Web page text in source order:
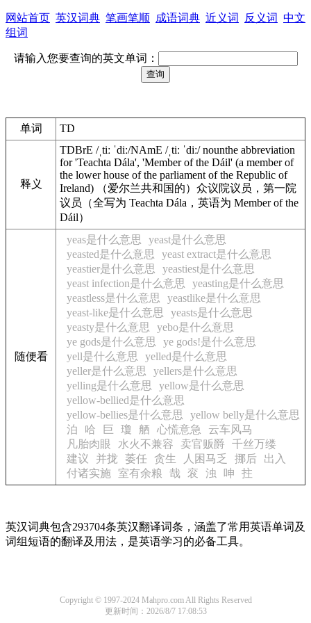
网站首页 英汉词典 笔画笔顺 成语词典 近义词 反义词 中文
组词
请输入您要查询的英文单词：
单词 TD
释义
TDBrE /ˌtiː ˈdiː/NAmE /ˌtiː ˈdiː/ nounthe abbreviation
for 'Teachta Dála', 'Member of the Dáil' (a member of
the lower house of the parliament of the Republic of
Ireland)
（爱尔兰共和国的）众议院议员，第一院
议员（全写为 Teachta Dála，英语为 Member of the
Dáil）
随便看
yeas是什么意思
yeast是什么意思
yeasted是什么意思
yeast extract是什么意思
yeastier是什么意思
yeastiest是什么意思
yeast infection是什么意思
yeasting是什么意思
yeastless是什么意思
yeastlike是什么意思
yeast-like是什么意思
yeasts是什么意思
yeasty是什么意思
yebo是什么意思
ye gods是什么意思
ye gods!是什么意思
yell是什么意思
yelled是什么意思
yeller是什么意思
yellers是什么意思
yelling是什么意思
yellow是什么意思
yellow-bellied是什么意思
yellow-bellies是什么意思
yellow belly是什么意思
泊
哈 巨 瓊 舾 心慌意急
云车风马
凡胎肉眼
水火不兼容 卖官贩爵
千丝万缕
建议
并拢 萎任 贪生 人困马乏 挪后
出入
付诸实施
室有余粮 哉 衮 浊 呻 拄
英汉词典包含293704条英汉翻译词条，涵盖了常用英语单词及
词组短语的翻译及用法，是英语学习的必备工具。
Copyright © 1997-2024 Mahpro.com All Rights Reserved
更新时间：2026/8/7 17:08:53